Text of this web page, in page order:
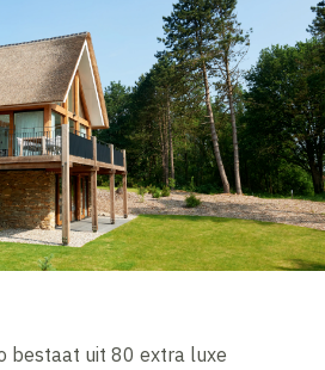
bestaat uit 80 extra luxe